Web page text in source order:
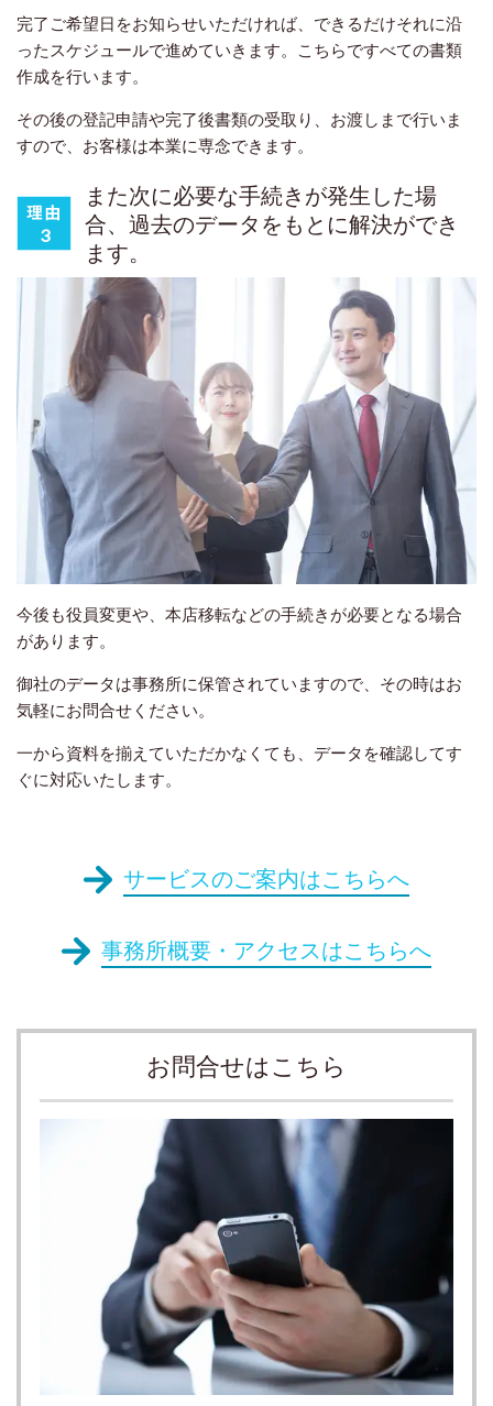
完了ご希望日をお知らせいただければ、できるだけそれに沿
ったスケジュールで進めていきます。こちらですべての書類
作成を行います。
その後の登記申請や完了後書類の受取り、お渡しまで行いま
すので、お客様は本業に専念できます。
また次に必要な手続きが発生した場
合、 過去のデータをもとに解決ができ
ます。
今後も役員変更や、本店移転などの手続きが必要となる場合
があります。
御社のデータは事務所に保管されていますので、その時はお
気軽にお問合せください。
一から資料を揃えていただかなくても、データを確認してす
ぐに対応いたします。
サービスのご案内はこちらへ
事務所概要・アクセスはこちらへ
お問合せはこちら